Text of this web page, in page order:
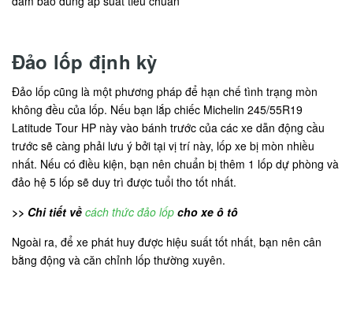
Đảo lốp định kỳ
Đảo lốp cũng là một phương pháp để hạn chế tình trạng mòn
không đều của lốp. Nếu bạn lắp chiếc Michelin 245/55R19
Latitude Tour HP này vào bánh trước của các xe dẫn động cầu
trước sẽ càng phải lưu ý bởi tại vị trí này, lốp xe bị mòn nhiều
nhất. Nếu có điều kiện, bạn nên chuẩn bị thêm 1 lốp dự phòng và
đảo hệ 5 lốp sẽ duy trì được tuổi tho tốt nhất.
>> Chi tiết về cách thức đảo lốp cho xe ô tô
Ngoài ra, để xe phát huy được hiệu suất tốt nhất, bạn nên cân
bằng động và căn chỉnh lốp thường xuyên.